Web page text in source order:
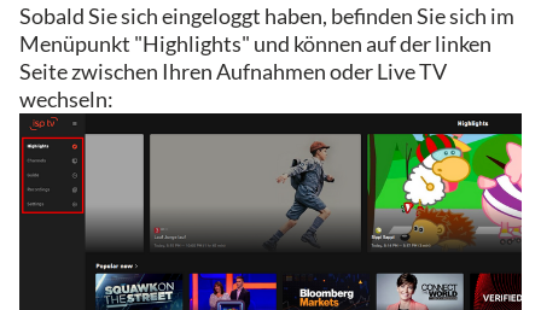
Sobald Sie sich eingeloggt haben, befinden Sie sich im
Menüpunkt "Highlights" und können auf der linken
Seite zwischen Ihren Aufnahmen oder Live TV
wechseln: